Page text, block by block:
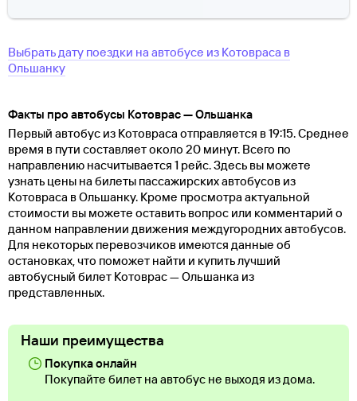
Выбрать дату поездки на автобусе из Котовраса в
Ольшанку
Факты про автобусы Котоврас — Ольшанка
Первый автобус из Котовраса отправляется в 19:15. Среднее
время в пути составляет около 20 минут. Всего по
направлению насчитывается 1 рейс. Здесь вы можете
узнать цены на билеты пассажирских автобусов из
Котовраса в Ольшанку. Кроме просмотра актуальной
стоимости вы можете оставить вопрос или комментарий о
данном направлении движения междугородних автобусов.
Для некоторых перевозчиков имеются данные об
остановках, что поможет найти и купить лучший
автобусный билет Котоврас — Ольшанка из
представленных.
Наши преимущества
Покупка онлайн
Покупайте билет на автобус не выходя из дома.